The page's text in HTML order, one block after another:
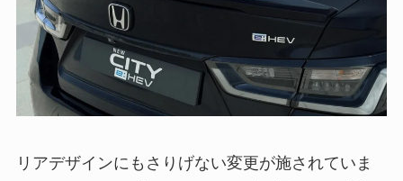
リアデザインにもさりげない変更が施されていま